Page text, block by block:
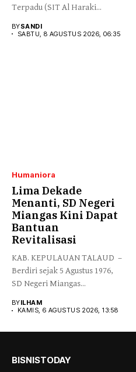
Terpadu (SIT Al Haraki...
BYSANDI
SABTU, 8 AGUSTUS 2026, 06:35
Humaniora
Lima Dekade
Menanti, SD Negeri
Miangas Kini Dapat
Bantuan
Revitalisasi
KAB. KEPULAUAN TALAUD –
Berdiri sejak 5 Agustus 1976,
SD Negeri Miangas...
BYILHAM
KAMIS, 6 AGUSTUS 2026, 13:58
BISNISTODAY